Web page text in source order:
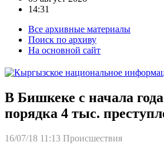
14:31
Все архивные материалы
Поиск по архиву
На основной сайт
В Бишкеке с начала
порядка 4 тыс.
16/07/18 11:13 Происшествия